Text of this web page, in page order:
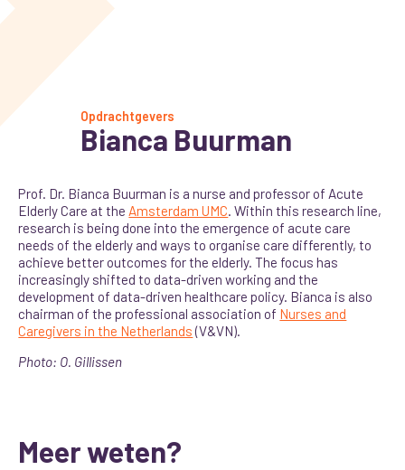
Opdrachtgevers
Bianca Buurman
Prof. Dr. Bianca Buurman is a nurse and professor of Acute
Elderly Care at the Amsterdam UMC. Within this research line,
research is being done into the emergence of acute care
needs of the elderly and ways to organise care differently, to
achieve better outcomes for the elderly. The focus has
increasingly shifted to data-driven working and the
development of data-driven healthcare policy. Bianca is also
chairman of the professional association of Nurses and
Caregivers in the Netherlands(V&VN).
Photo: O. Gillissen
Meer weten?